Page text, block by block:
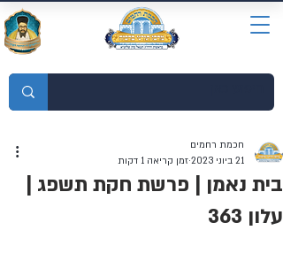
בית נאמן | פרשת חקת תשפג |
עלון 363
חכמת רחמים
21 ביוני 2023
זמן קריאה 1 דקות